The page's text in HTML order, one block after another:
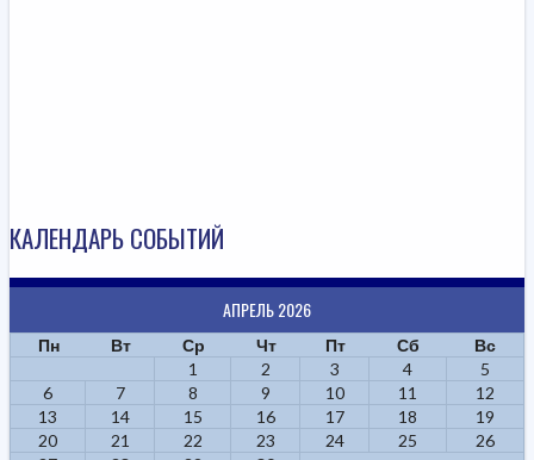
КАЛЕНДАРЬ СОБЫТИЙ
АПРЕЛЬ 2026
Пн Вт Ср Чт Пт Сб
Вс
1
2 3 4
5
6
7 8 9 10 11
12
13
14 15 16 17 18
19
20
21 22 23 24 25
26